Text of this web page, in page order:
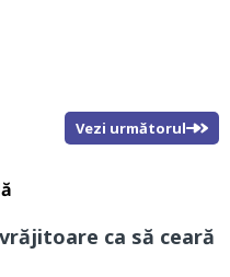
Vezi următorul
ca să ceară